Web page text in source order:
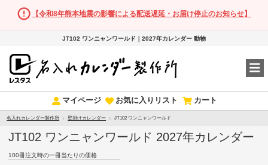
【令和8年熊本地震の影響による配送遅延・お届け停止のお知らせ】
JT102 ワンニャンワールド｜2027年カレンダー 動物
マイページ お気に入りリスト カート
名入れカレンダー製作所 壁掛けカレンダー JT102 ワンニャンワールド
JT102 ワンニャンワールド 2027年カレンダー
100冊注文時の一冊当たりの価格